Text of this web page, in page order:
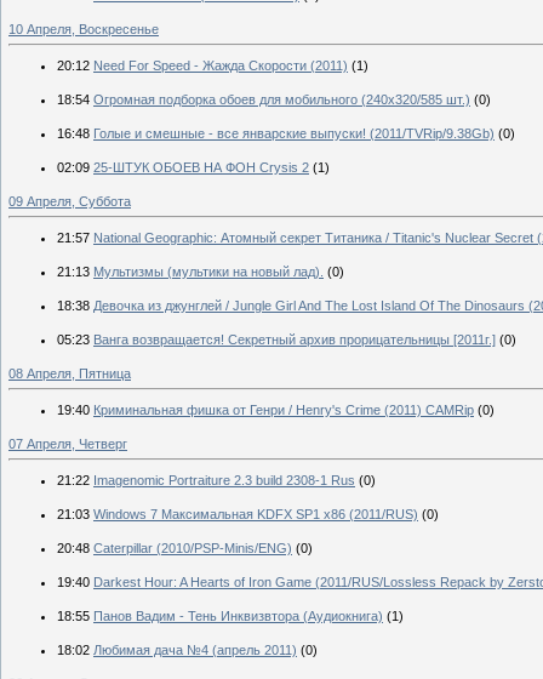
10 Апреля, Воскресенье
20:12 Need For Speed - Жажда Скорости (2011) (1)
18:54 Огромная подборка обоев для мобильного (240x320/585 шт.) (0)
16:48 Голые и смешные - все январские выпуски! (2011/TVRip/9.38Gb) (0)
02:09 25-ШТУК ОБОЕВ НА ФОН Crysis 2 (1)
09 Апреля, Суббота
21:57 National Geographic: Атомный секрет Титаника / Titanic's Nuclear Secret
21:13 Мультизмы (мультики на новый лад). (0)
18:38 Девочка из джунглей / Jungle Girl And The Lost Island Of The Dinosaurs
05:23 Ванга возвращается! Секретный архив прорицательницы [2011г.] (0)
08 Апреля, Пятница
19:40 Криминальная фишка от Генри / Henry's Crime (2011) CAMRip (0)
07 Апреля, Четверг
21:22 Imagenomic Portraiture 2.3 build 2308-1 Rus (0)
21:03 Windows 7 Максимальная KDFX SP1 x86 (2011/RUS) (0)
20:48 Caterpillar (2010/PSP-Minis/ENG) (0)
19:40 Darkest Hour: A Hearts of Iron Game (2011/RUS/Lossless Repack by
18:55 Панов Вадим - Тень Инквизвтора (Аудиокнига) (1)
18:02 Любимая дача №4 (апрель 2011) (0)